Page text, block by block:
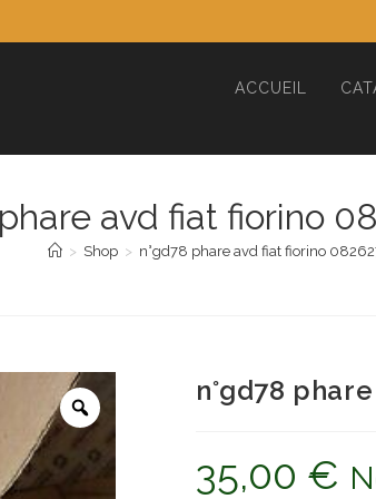
ACCUEIL
avd fiat fiorino
> Shop > n°gd78 phare avd fiat fiorino
n°gd78
35,00 €